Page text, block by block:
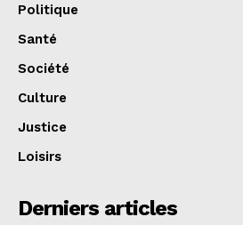
Politique
Santé
Société
Culture
Justice
Loisirs
Derniers articles